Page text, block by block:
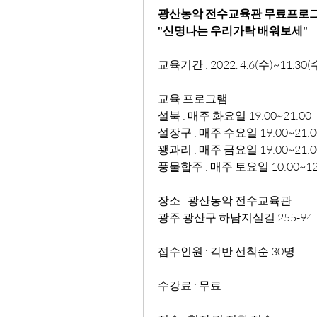
광산농악 전수교육관 무료프로
"신명나는 우리가락 배워보세"
교육기간 : 2022. 4.6(수)~11.30(
교육 프로그램
설북 : 매주 화요일 19:00~21:00
설장구 : 매주 수요일
꽹과리 : 매주 금요일
풍물합주 : 매주 토요일
장소 : 광산농악 전수교육관
광주 광산구 하남지실길 255-94
접수인원 : 각반 선착순 30명
수강료 : 무료